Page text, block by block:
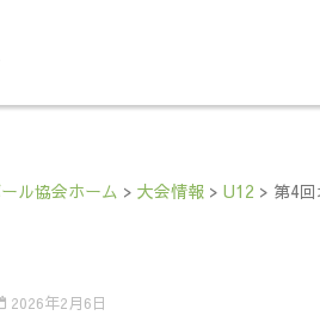
ル協会ホーム > 大会情報> U12 > 第4
2026年2月6日